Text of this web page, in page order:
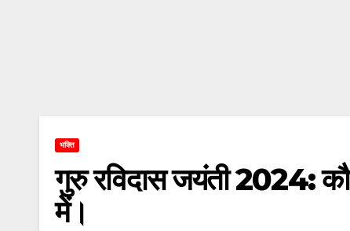
भक्ति
गुरु रविदास जयंती 2024:
में।